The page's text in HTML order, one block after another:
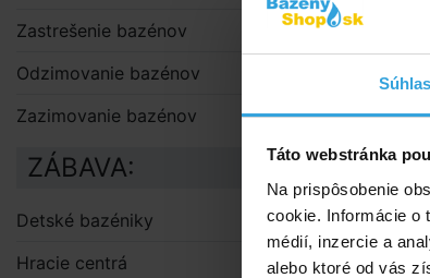
Súhlas
Táto webstránka
Na prispôsobenie
cookie. Informácie o
médií, inzercie a
alebo ktoré od vás
Zastrešenie bazénov
Odzimovanie bazénov
Zazimovanie bazénov
ZÁBAVA:
Detské bazéniky
Hracie centrá